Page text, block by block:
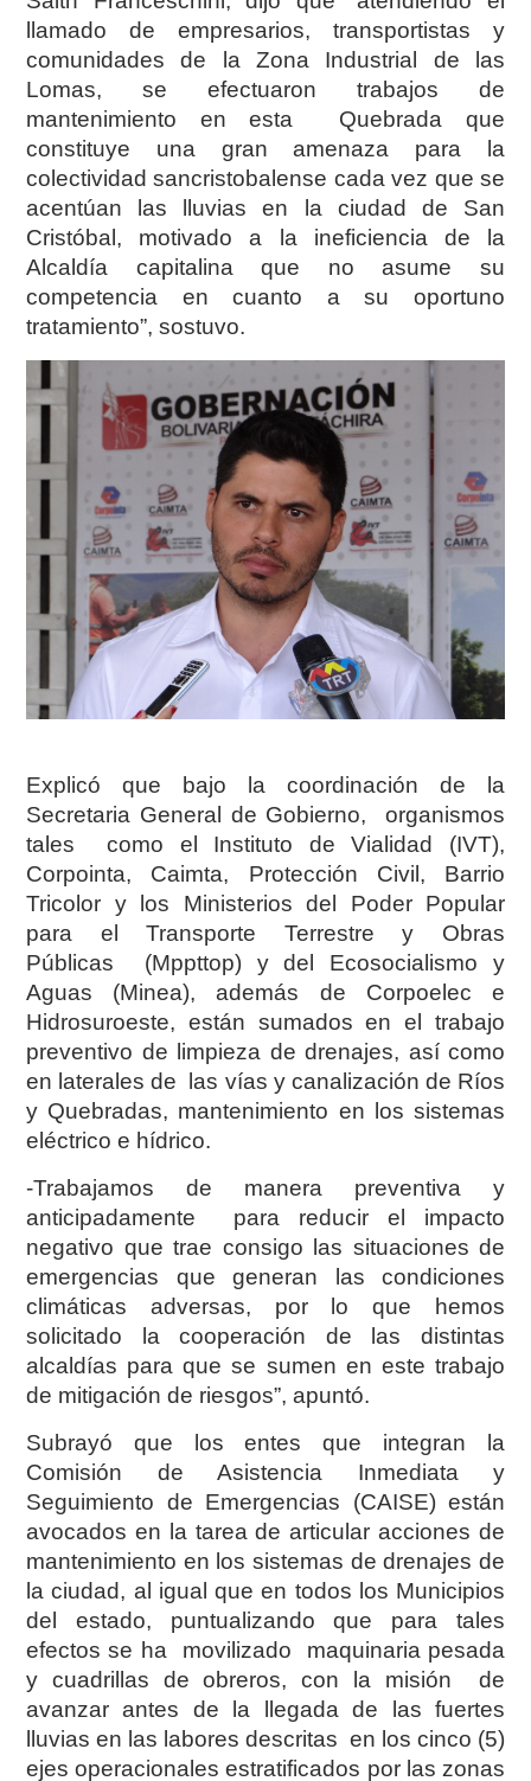
llamado de empresarios, transportistas y
comunidades de la Zona Industrial de las
Lomas, se efectuaron trabajos de
mantenimiento en esta Quebrada que
constituye una gran amenaza para la
colectividad sancristobalense cada vez que se
acentúan las lluvias en la ciudad de San
Cristóbal, motivado a la ineficiencia de la
Alcaldía capitalina que no asume su
competencia en cuanto a su oportuno
tratamiento”, sostuvo.
Explicó que bajo la coordinación de la
Secretaria General de Gobierno, organismos
tales como el Instituto de Vialidad (IVT),
Corpointa, Caimta, Protección Civil, Barrio
Tricolor y los Ministerios del Poder Popular
para el Transporte Terrestre y Obras
Públicas (Mppttop) y del Ecosocialismo y
Aguas (Minea), además de Corpoelec e
Hidrosuroeste, están sumados en el trabajo
preventivo de limpieza de drenajes, así como
en laterales de las vías y canalización de Ríos
y Quebradas, mantenimiento en los sistemas
eléctrico e hídrico.
-Trabajamos de manera preventiva y
anticipadamente para reducir el impacto
negativo que trae consigo las situaciones de
emergencias que generan las condiciones
climáticas adversas, por lo que hemos
solicitado la cooperación de las distintas
alcaldías para que se sumen en este trabajo
de mitigación de riesgos”, apuntó.
Subrayó que los entes que integran la
Comisión de Asistencia Inmediata y
Seguimiento de Emergencias (CAISE) están
avocados en la tarea de articular acciones de
mantenimiento en los sistemas de drenajes de
la ciudad, al igual que en todos los Municipios
del estado, puntualizando que para tales
efectos se ha movilizado maquinaria pesada
y cuadrillas de obreros, con la misión de
avanzar antes de la llegada de las fuertes
lluvias en las labores descritas en los cinco (5)
ejes operacionales estratificados por las zonas